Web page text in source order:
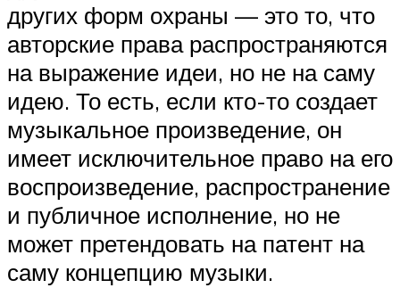
других форм охраны — это то, что
авторские права распространяются
на выражение идеи, но не на саму
идею. То есть, если кто-то создает
музыкальное произведение, он
имеет исключительное право на его
воспроизведение, распространение
и публичное исполнение, но не
может претендовать на патент на
саму концепцию музыки.